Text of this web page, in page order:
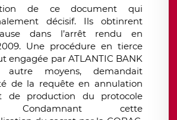
de ce document qui
décisif. Ils obtinrent
dans l’arrêt rendu en
Une procédure en tierce
engagée par ATLANTIC BANK
moyens, demandait
de la requête en annulation
de production du protocole
Condamnant cette